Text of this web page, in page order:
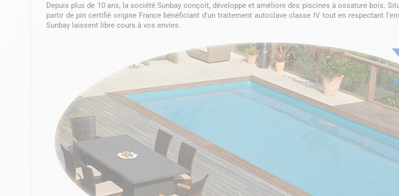
Depuis plus de 10 ans, la société Sunbay conçoit, développe et améliore des piscines à ossature bois.
partir de pin certifié origine France bénéficiant d'un traitement autoclave classe IV tout en respectant
Sunbay laissent libre cours à vos envies.